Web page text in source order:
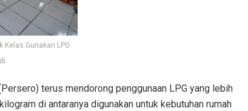
Kelas Gunakan LPG
terus mendorong penggunaan LPG yang lebih
di antaranya digunakan untuk kebutuhan rumah